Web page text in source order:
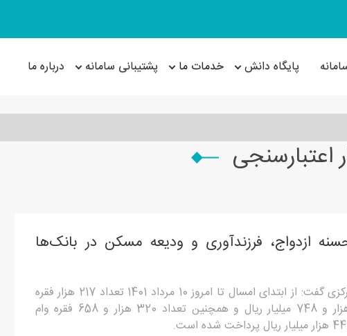
پایگاه دانش خدمات ما پشتیبانی سامانه درباره ما
اعتبارسنجی
ازدواج، فرزندآوری و ودیعه مسکن در بانک‌ها
معاون اداره اعتبارات بانک مرکزی گفت: از ابتدای امسال تا امروز 10 مرداد 1401 تعداد 217 هزار فقره
وام فرزندآوری به مبلغ 86 هزار و 748 میلیار ریال و همچنین تعداد 320 هزار و 658 فقره وام